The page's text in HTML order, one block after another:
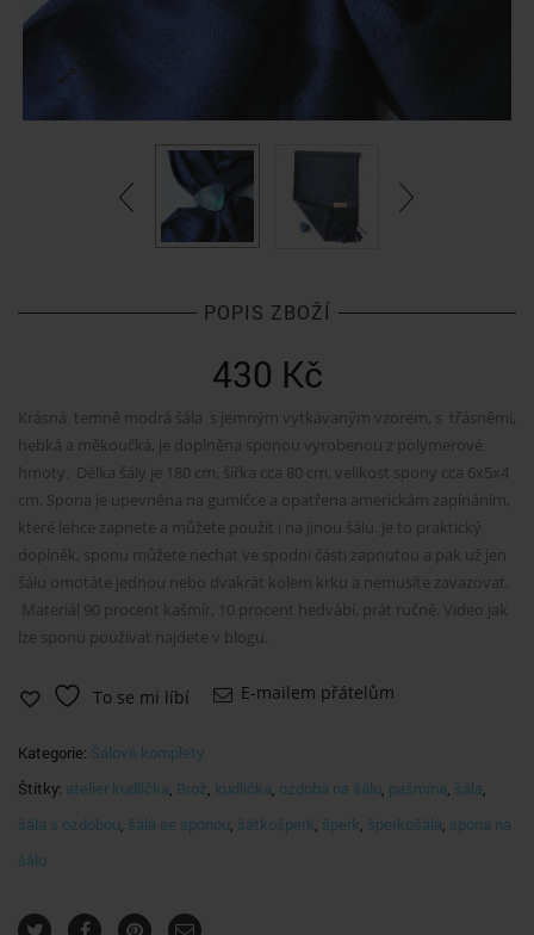
POPIS ZBOŽÍ
430 Kč
Krásná temně modrá šála s jemným vytkávaným vzorem, s třásněmi,
hebká a měkoučká, je doplněna sponou vyrobenou z polymerové
hmoty. Délka šály je 180 cm, šířka cca 80 cm, velikost spony cca 6x5x4
cm. Spona je upevněna na gumičce a opatřena americkám zapínáním,
které lehce zapnete a můžete použít i na jinou šálu. Je to praktický
doplněk, sponu můžete nechat ve spodní části zapnutou a pak už jen
šálu omotáte jednou nebo dvakrát kolem krku a nemusíte zavazovat.
Materiál 90 procent kašmír, 10 procent hedvábí, prát ručně. Video jak
lze sponu používat najdete v blogu.
To se mi líbí E-mailem přátelům
Kategorie: Šálové komplety
Štítky: atelier kudlička, Brož, kudlička, ozdoba na šálu, pašmína, šála,
šála s ozdobou, šála se sponou, šátkošperk, šperk, šperkošála, spona na
šálu